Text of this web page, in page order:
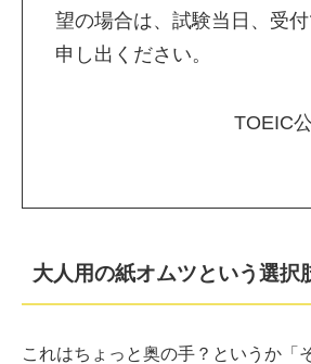
望の場合は、試験当日、受
申し出ください。
TOEIC
大人用の紙オムツという選択
これはちょっと奥の手？というか「